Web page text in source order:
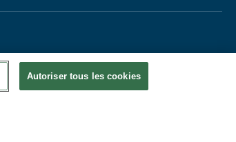
Autoriser tous les cookies